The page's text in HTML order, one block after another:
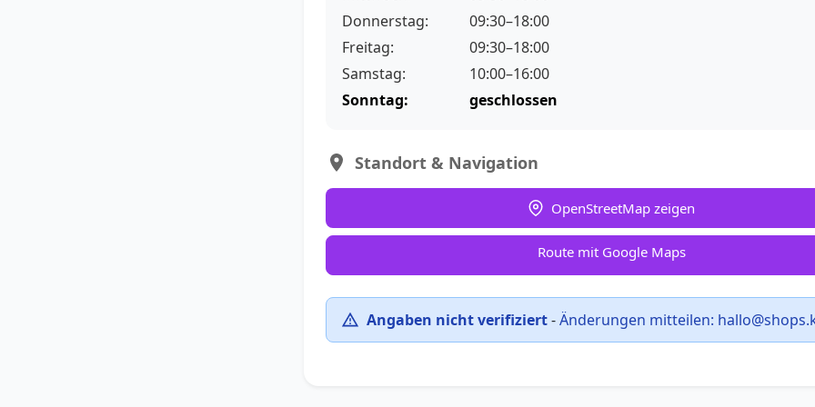
Donnerstag:
09:30–18:00
Freitag:
09:30–18:00
Samstag:
10:00–16:00
Sonntag:
geschlossen
Standort & Navigation
OpenStreetMap zeigen
Route mit Google Maps
Angaben nicht verifiziert-Änderungen mitteilen: